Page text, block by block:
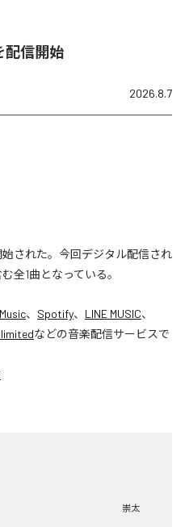
配信開始
2026.8.7
始された。今回デジタル配信され
全1曲となっている。
、 Spotify、 LINE MUSIC、
などの音楽配信サービスで
崇太